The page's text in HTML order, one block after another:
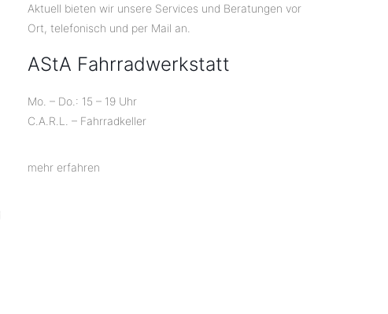
Aktuell bieten wir unsere Services und Beratungen vor
Ort, telefonisch und per Mail an.
AStA Fahrradwerkstatt
Mo. – Do.: 15 – 19 Uhr
C.A.R.L. – Fahrradkeller
mehr erfahren